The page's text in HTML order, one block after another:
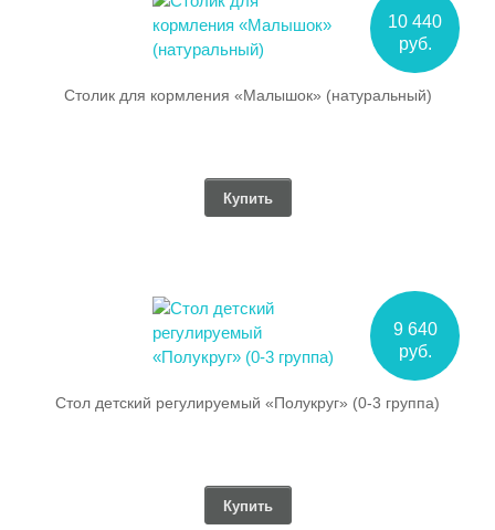
10 440
руб.
Столик для кормления «Малышок» (натуральный)
Купить
9 640
руб.
Стол детский регулируемый «Полукруг» (0-3 группа)
Купить